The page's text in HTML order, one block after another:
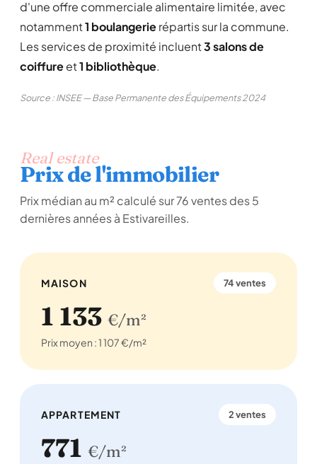
d'une offre commerciale alimentaire limitée, avec
notamment1 boulangerierépartis sur la commune.
Les services de proximité incluent3 salons de
coiffureet1 bibliothèque.
Source : INSEE — Base Permanente des Équipements 2024
Real estate
Prix de l'immobilier
Prix médian au m² calculé sur 76 ventes des 5
dernières années à Estivareilles.
MAISON 74 ventes
1 133 €/m²
Prix moyen : 1 107 €/m²
APPARTEMENT 2 ventes
771 €/m²